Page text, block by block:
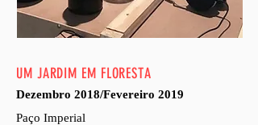
UM JARDIM EM FLORESTA
Dezembro 2018/Fevereiro 2019
Paço Imperial